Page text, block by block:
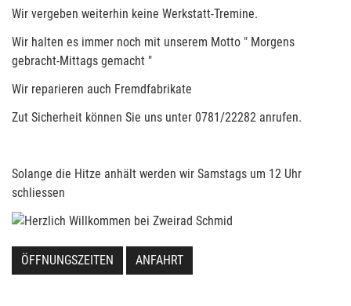
Wir vergeben weiterhin keine Werkstatt-Tremine.
Wir halten es immer noch mit unserem Motto " Morgens
gebracht-Mittags gemacht "
Wir reparieren auch Fremdfabrikate
Zut Sicherheit können Sie uns unter 0781/22282 anrufen.
Solange die Hitze anhält werden wir Samstags um 12 Uhr
schliessen
ÖFFNUNGSZEITEN ANFAHRT